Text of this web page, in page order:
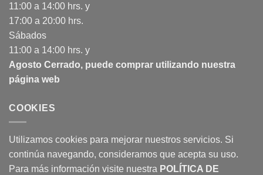
11:00 a 14:00 hrs. y
17:00 a 20:00 hrs.
Sábados
11:00 a 14:00 hrs. y
Agosto Cerrado, puede comprar utilizando nuestra
página web
COOKIES
Utilizamos cookies para mejorar nuestros servicios. Si
continúa navegando, consideramos que acepta su uso.
Para más información visite nuestra POLÍTICA DE